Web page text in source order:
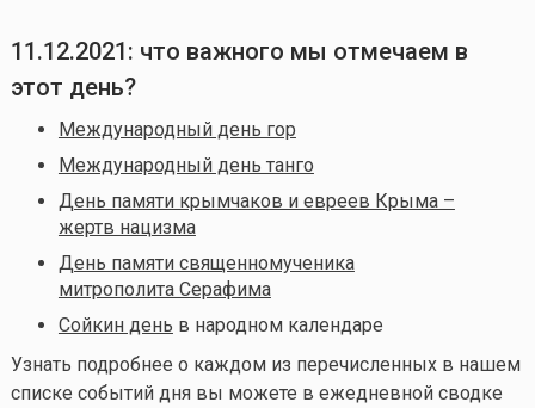
11.12.2021: что важного мы отмечаем в
этот день?
Международный день гор
Международный день танго
День памяти крымчаков и евреев Крыма –
жертв нацизма
День памяти священномученика
митрополита Серафима
Сойкин день в народном календаре
Узнать подробнее о каждом из перечисленных в нашем
списке событий дня вы можете в ежедневной сводке